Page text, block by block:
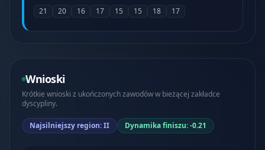
21 20 16 17 15 15 18 17
Wnioski
Krótkie wnioski z ukończonych zawodów w bieżącej zakładce
dyscypliny.
Najsilniejszy region: II Dynamika finiszu: -0.21